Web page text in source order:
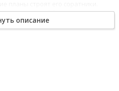
он - настоящий боксер.
описание